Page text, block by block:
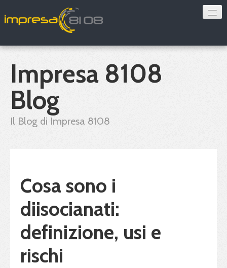
Sorveglianza sanitaria
Convenzioni
Impresa 8108
Blog
Il Blog di Impresa 8108
Cosa sono i
diisocianati:
definizione, usi e
rischi